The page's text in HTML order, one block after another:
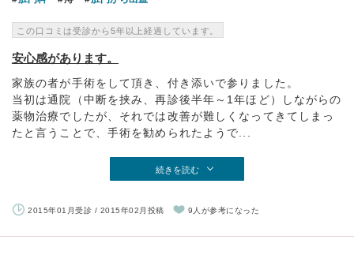
この口コミは受診から5年以上経過しています。
安心感があります。
家族の者が手術をして頂き、付き添いで参りました。
当初は通院（中断を挟み、再診後半年～1年ほど）しながらの
薬物治療でしたが、それでは改善が難しくなってきてしまっ
たと言うことで、手術を勧められたようで...
続きを読む
2015年01月受診 / 2015年02月投稿 9人が参考になった